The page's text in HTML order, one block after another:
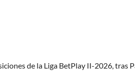
de la Liga BetPlay II-2026, tras